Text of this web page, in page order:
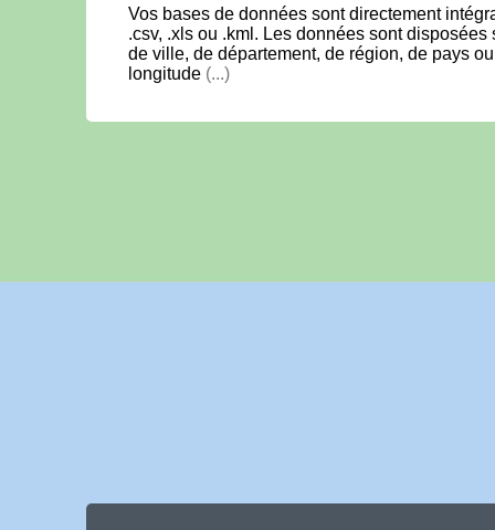
Vos bases de données sont directement
.csv, .xls ou .kml. Les données sont
de ville, de département, de région, de pays
longitude (...)